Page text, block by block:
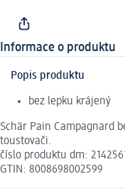
Informace o produktu
Popis produktu
bez lepku krájený
Schär Pain Campagnard
toustovači.
číslo produktu dm: 2142561
GTIN: 8008698002599